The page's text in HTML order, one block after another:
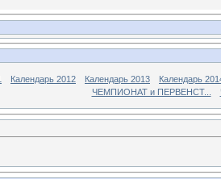
Календарь 2012 Календарь 2013
Календарь
ЧЕМПИОНАТ и ПЕРВЕНСТ...